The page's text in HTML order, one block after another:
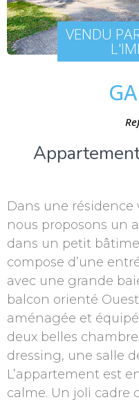
VENDU
Dans une
nous proposons un
dans un petit
compose d’une
avec une grande
balcon orienté
aménagée et
deux belles
dressing, une salle
L’appartement est
calme. Un joli cadre